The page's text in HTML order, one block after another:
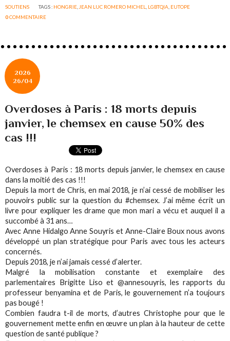
SOUTIENS TAGS : HONGRIE,JEAN LUC ROMERO MICHEL, LGBTQIA, EUTOPE
0COMMENTAIRE
2026
26/04
Overdoses à Paris : 18 morts depuis
janvier, le chemsex en cause 50% des
cas !!!
Overdoses à Paris : 18 morts depuis janvier, le chemsex en cause
dans la moitié des cas !!!
Depuis la mort de Chris, en mai 2018, je n’ai cessé de mobiliser les
pouvoirs public sur la question du #chemsex. J’ai même écrit un
livre pour expliquer les drame que mon mari a vécu et auquel il a
succombé à 31 ans…
Avec Anne Hidalgo Anne Souyris et Anne-Claire Boux nous avons
développé un plan stratégique pour Paris avec tous les acteurs
concernés.
Depuis 2018, je n’ai jamais cessé d’alerter.
Malgré la mobilisation constante et exemplaire des
parlementaires Brigitte Liso et @annesouyris, les rapports du
professeur benyamina et de Paris, le gouvernement n’a toujours
pas bougé !
Combien faudra t-il de morts, d’autres Christophe pour que le
gouvernement mette enfin en œuvre un plan à la hauteur de cette
question de santé publique ?